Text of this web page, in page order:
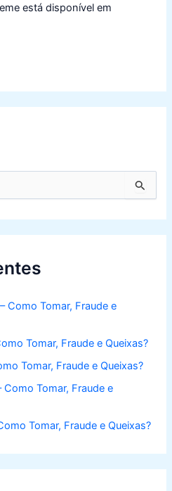
está disponível em
Como Tomar, Fraude e
Tomar, Fraude e Queixas?
Tomar, Fraude e Queixas?
Tomar, Fraude e
Tomar, Fraude e Queixas?